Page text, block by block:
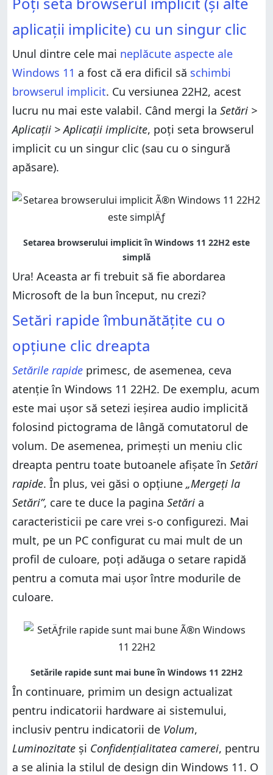
aplicații implicite) cu un singur clic
Unul dintre cele mai neplăcute aspecte ale
Windows 11 a fost că era dificil să schimbi
browserul implicit. Cu versiunea 22H2, acest
lucru nu mai este valabil. Când mergi la Setări >
Aplicații > Aplicații implicite, poți seta browserul
implicit cu un singur clic (sau cu o singură
apăsare).
Ura! Aceasta ar fi trebuit să fie abordarea
Microsoft de la bun început, nu crezi?
Setări rapide îmbunătățite cu o
opțiune clic dreapta
Setările rapide primesc, de asemenea, ceva
atenție în Windows 11 22H2. De exemplu, acum
este mai ușor să setezi ieșirea audio implicită
folosind pictograma de lângă comutatorul de
volum. De asemenea, primești un meniu clic
dreapta pentru toate butoanele afișate în Setări
rapide. În plus, vei găsi o opțiune „Mergeți la
Setări”, care te duce la pagina Setări a
caracteristicii pe care vrei s-o configurezi. Mai
mult, pe un PC configurat cu mai mult de un
profil de culoare, poți adăuga o setare rapidă
pentru a comuta mai ușor între modurile de
culoare.
În continuare, primim un design actualizat
pentru indicatorii hardware ai sistemului,
inclusiv pentru indicatorii de Volum,
Luminozitate și Confidențialitatea camerei, pentru
a se alinia la stilul de design din Windows 11. O